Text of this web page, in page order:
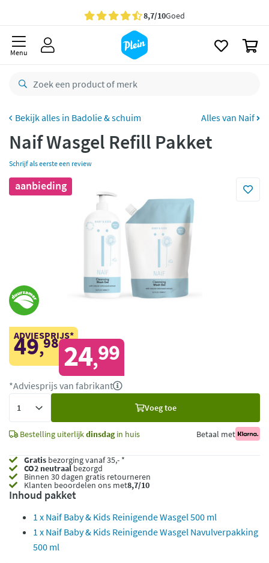
Gratisbezorging vanaf 35,- *
Bestelling uiterlijkdinsdag
retourneren
CO2 neutraal
Betaal met Klarna
Menu
Badolie & schuim Alles van Naif
Naif Wasgel Refill Pakket
Schrijf als eerste een review
aanbieding
ADVIESPRIJS*
49,98 24,99
*Adviesprijs van fabrikant
Voeg toe
Bestelling uiterlijkdinsdagin huis Betaal met
Gratis bezorging vanaf 35,- *
CO2 neutraalbezorgd
Binnen 30 dagen gratis retourneren
Klanten beoordelen ons met8,7/10
Inhoud pakket
1 x Naif Baby & Kids Reinigende Wasgel 500 ml
1 x Naif Baby & Kids Reinigende Wasgel Navulverpakking
500 ml